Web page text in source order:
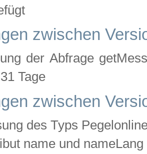
zwischen
der Abfrage
Tage
zwischen
des Typs
name und